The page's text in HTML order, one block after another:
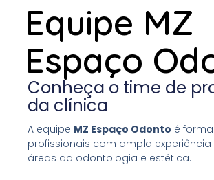
Equipe MZ
Espaço
Conheça o time de
da clínica
A equipe MZ Espaço Odonto é
profissionais com ampla
áreas da odontologia e estética.